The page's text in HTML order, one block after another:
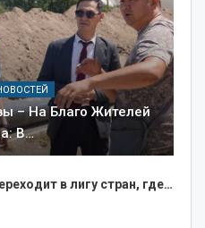
– На Благо Жителей
В…
в лигу стран, где…